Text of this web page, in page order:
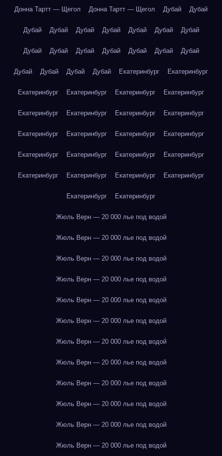
Донна Тартт — Щегол Донна Тартт — Щегол Дубай Дубай
Дубай Дубай Дубай Дубай Дубай Дубай Дубай
Дубай Дубай Дубай Дубай Дубай Дубай Дубай
Дубай Дубай Дубай Дубай Екатеринбург Екатеринбург
Екатеринбург Екатеринбург Екатеринбург Екатеринбург
Екатеринбург Екатеринбург Екатеринбург Екатеринбург
Екатеринбург Екатеринбург Екатеринбург Екатеринбург
Екатеринбург Екатеринбург Екатеринбург Екатеринбург
Екатеринбург Екатеринбург Екатеринбург Екатеринбург
Екатеринбург Екатеринбург
Жюль Верн — 20 000 лье под водой
Жюль Верн — 20 000 лье под водой
Жюль Верн — 20 000 лье под водой
Жюль Верн — 20 000 лье под водой
Жюль Верн — 20 000 лье под водой
Жюль Верн — 20 000 лье под водой
Жюль Верн — 20 000 лье под водой
Жюль Верн — 20 000 лье под водой
Жюль Верн — 20 000 лье под водой
Жюль Верн — 20 000 лье под водой
Жюль Верн — 20 000 лье под водой
Жюль Верн — 20 000 лье под водой